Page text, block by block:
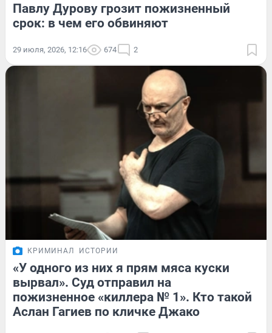
Павлу Дурову грозит пожизненный
срок: в чем его обвиняют
29 июля, 2026, 12:16 674 2
КРИМИНАЛ ИСТОРИИ
«У одного из них я прям мяса куски
вырвал». Суд отправил на
пожизненное «киллера № 1». Кто такой
Аслан Гагиев по кличке Джако